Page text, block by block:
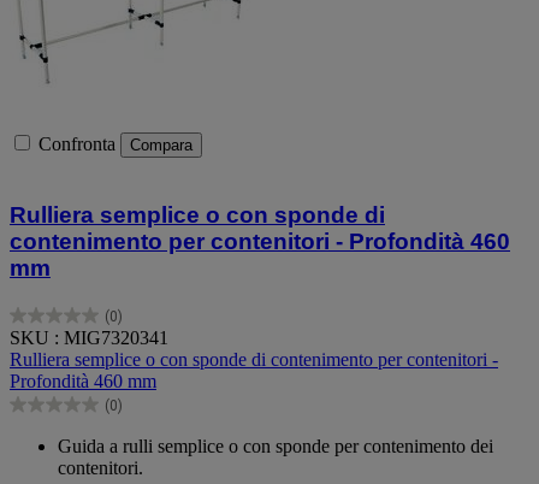
Confronta Compara
Rulliera semplice o con sponde di
contenimento per contenitori - Profondità 460
mm
(0)
0.0
su
5
stelle.
SKU : MIG7320341
Rulliera semplice o con sponde di contenimento per contenitori -
Profondità 460 mm
(0)
0.0
Guida a rulli semplice o con sponde per contenimento dei
contenitori.